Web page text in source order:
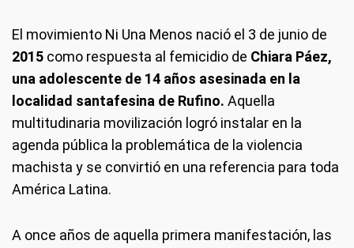
El movimiento Ni Una Menos nació el 3 de junio de
2015 como respuesta al femicidio de Chiara Páez,
una adolescente de 14 años asesinada en la
localidad santafesina de Rufino. Aquella
multitudinaria movilización logró instalar en la
agenda pública la problemática de la violencia
machista y se convirtió en una referencia para toda
América Latina.
A once años de aquella primera manifestación, las